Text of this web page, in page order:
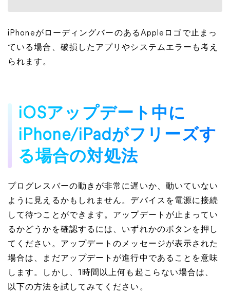
iPhoneがローディングバーのあるAppleロゴで止まっ
ている場合、破損したアプリやシステムエラーも考え
られます。
iOSアップデート中に
iPhone/iPadがフリーズす
る場合の対処法
プログレスバーの動きが非常に遅いか、動いていない
ように見えるかもしれません。デバイスを電源に接続
して待つことができます。アップデートが止まってい
るかどうかを確認するには、いずれかのボタンを押し
てください。アップデートのメッセージが表示された
場合は、まだアップデートが進行中であることを意味
します。しかし、1時間以上何も起こらない場合は、
以下の方法を試してみてください。